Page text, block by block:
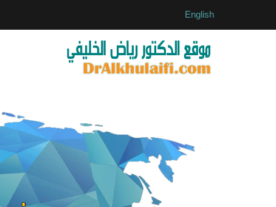
English